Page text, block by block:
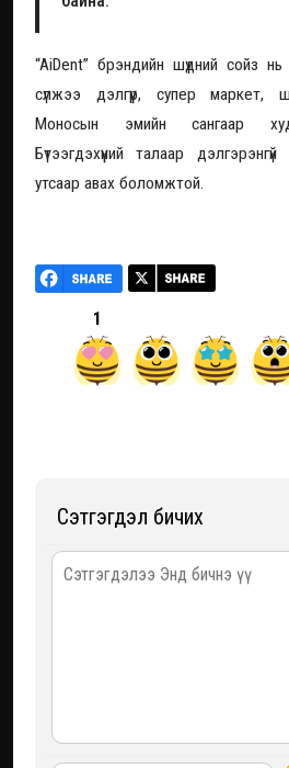
“AiDent” брэндийн шүдний сойз
сүлжээ дэлгүүр, супер маркет,
Моносын эмийн сангаар
Бүтээгдэхүүний талаар
утсаар авах боломжтой.
1
Сэтгэгдэл бичих